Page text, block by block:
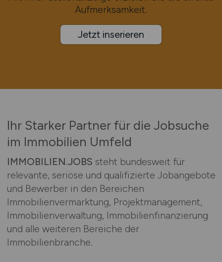
Aufmerksamkeit.
Jetzt inserieren
Ihr Starker Partner für die Jobsuche
im Immobilien Umfeld
IMMOBILIEN.JOBS steht bundesweit für
relevante, seriöse und qualifizierte Jobangebote
und Bewerber in den Bereichen
Immobilienvermarktung, Projektmanagement,
Immobilienverwaltung, Immobilienfinanzierung
und alle weiteren Bereiche der
Immobilienbranche.